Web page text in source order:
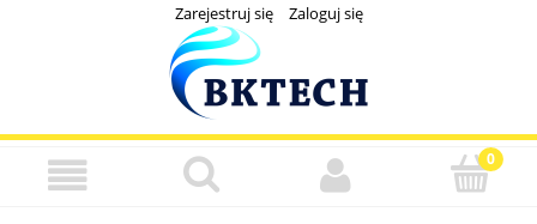
Zarejestruj się Zaloguj się